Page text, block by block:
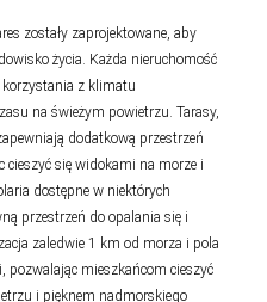
zostały zaprojektowane, aby
życia. Każda nieruchomość
z klimatu
na świeżym powietrzu. Tarasy,
dodatkową przestrzeń
cieszyć się widokami na morze i
dostępne w niektórych
przestrzeń do opalania się i
zaledwie 1 km od morza i pola
pozwalając mieszkańcom cieszyć
i pięknem nadmorskiego